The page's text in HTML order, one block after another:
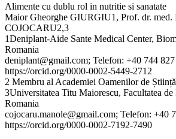
Alimente cu dublu rol in nutritie si sanatate
Maior Gheorghe GIURGIU1, Prof. dr. med.
COJOCARU2,3
1Deniplant-Aide Sante Medical Center,
Romania
deniplant@gmail.com; Telefon: +40 744 827
https://orcid.org/0000-0002-5449-2712
2 Membru al Academiei Oamenilor de
3Universitatea Titu Maiorescu, Facultatea
Romania
cojocaru.manole@gmail.com; Telefon: +40
https://orcid.org/0000-0002-7192-7490